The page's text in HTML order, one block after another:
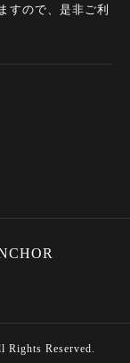
すので、是非ご利
Rights Reserved.